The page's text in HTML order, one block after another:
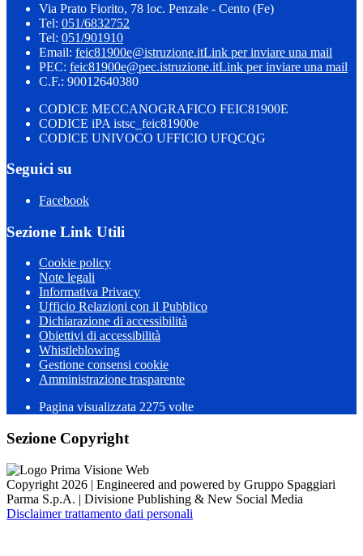
Via Prato Fiorito, 78 loc. Penzale - Cento (Fe)
Tel: 051/6832752
Tel: 051/901910
Email: feic81900e@istruzione.itLink per inviare una mail
PEC: feic81900e@pec.istruzione.itLink per inviare una mail
C.F.: 90012640380
CODICE MECCANOGRAFICO FEIC81900E
CODICE iPA istsc_feic81900e
CODICE UNIVOCO UFFICIO UFQCQG
Seguici su
Facebook
Sezione Link Utili
Cookie policy
Note legali
Informativa Privacy
Ufficio Relazioni con il Pubblico
Dichiarazione di accessibilità
Obiettivi di accessibilità
Whistleblowing
Gestione consensi cookie
Amministrazione trasparente
Pagina visualizzata 2275 volte
Sezione Copyright
Copyright 2026 | Engineered and powered by Gruppo Spaggiari
Parma S.p.A. | Divisione Publishing & New Social Media
Disclaimer trattamento dati personali